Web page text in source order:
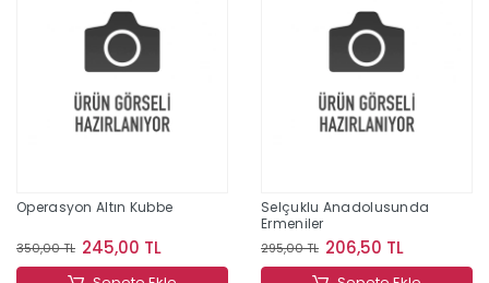
Operasyon Altın Kubbe
350,00 TL 245,00 TL
Selçuklu Anadolusunda
Ermeniler
295,00 TL 206,50 TL